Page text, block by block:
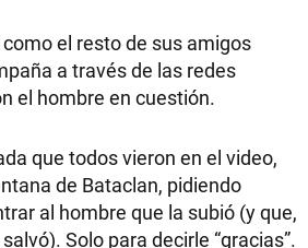
el resto de sus amigos
a través de las redes
el hombre en cuestión.
que todos vieron en el video,
de Bataclan, pidiendo
al hombre que la subió (y que,
Solo para decirle “gracias”.